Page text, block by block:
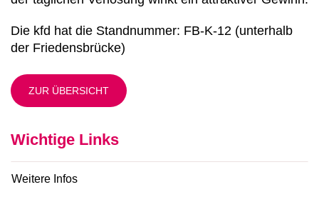
Die kfd hat die Standnummer: FB-K-12 (unterhalb
der Friedensbrücke)
ZUR ÜBERSICHT
Wichtige Links
Weitere Infos